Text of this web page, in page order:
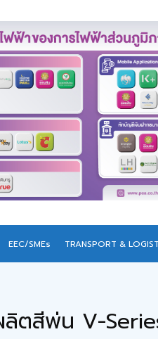
EEC/SMEs TRANSPORT &
ตสีพ่น V-